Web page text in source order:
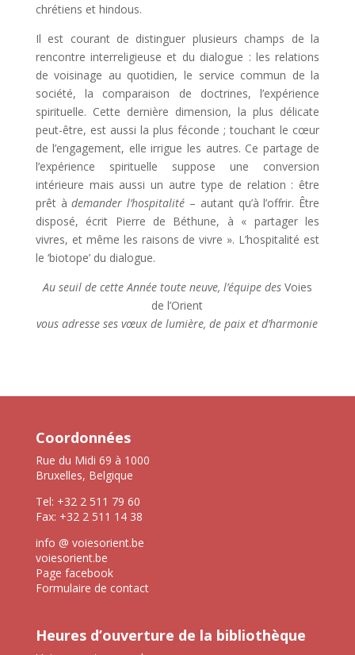
chrétiens et hindous.
Il est courant de distinguer plusieurs champs de la
rencontre interreligieuse et du dialogue : les relations
de voisinage au quotidien, le service commun de la
société, la comparaison de doctrines, l’expérience
spirituelle. Cette dernière dimension, la plus délicate
peut-être, est aussi la plus féconde ; touchant le cœur
de l’engagement, elle irrigue les autres. Ce partage de
l’expérience spirituelle suppose une conversion
intérieure mais aussi un autre type de relation : être
prêt àdemander l’hospitalité – autant qu’à l’offrir. Être
disposé, écrit Pierre de Béthune, à « partager les
vivres, et même les raisons de vivre ». L’hospitalité est
le ‘biotope’ du dialogue.
Au seuil de cette Année toute neuve, l’équipe des Voies
de l’Orient
vous adresse ses vœux de lumière, de paix et d’harmonie
Coordonnées
Rue du Midi 69 à 1000
Bruxelles, Belgique
Tel: +32 2 511 79 60
Fax: +32 2 511 14 38
info @ voiesorient.be
voiesorient.be
Page facebook
Formulaire de contact
Heures d’ouverture de la bibliothèque